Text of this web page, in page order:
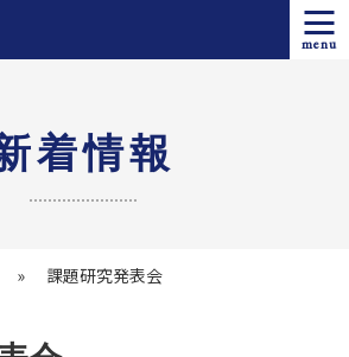
menu
着情報
» 課題研究発表会